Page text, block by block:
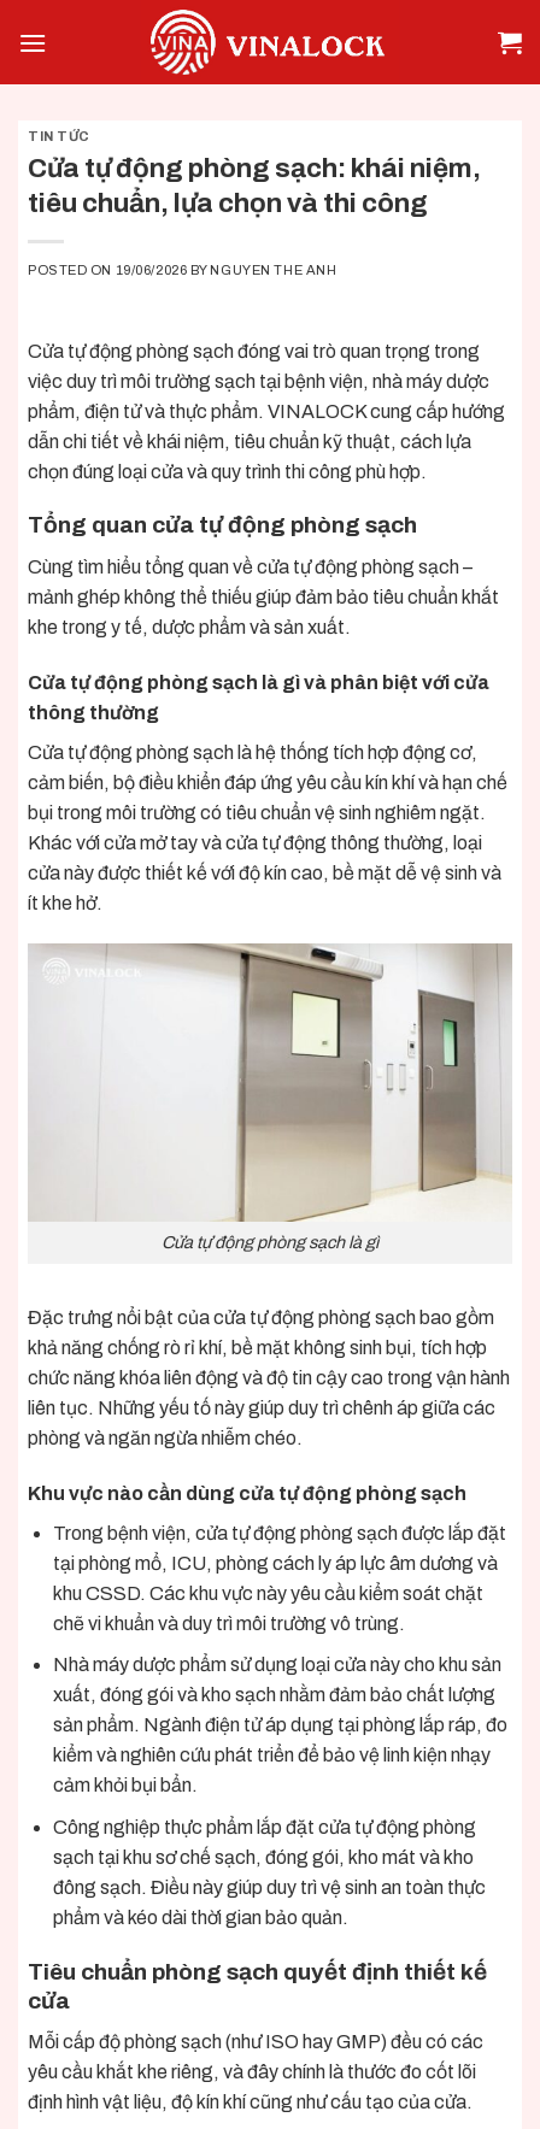
TIN TỨC
Cửa tự động phòng sạch: khái niệm,
tiêu chuẩn, lựa chọn và thi công
POSTED ON 19/06/2026 BY NGUYEN THE ANH
Cửa tự động phòng sạchđóng vai trò quan trọng trong
việc duy trì môi trường sạch tại bệnh viện, nhà máy dược
phẩm, điện tử và thực phẩm. VINALOCKcung cấp hướng
dẫn chi tiết về khái niệm, tiêu chuẩn kỹ thuật, cách lựa
chọn đúng loại cửa và quy trình thi công phù hợp.
Tổng quan cửa tự động phòng sạch
Cùng tìm hiểu tổng quan về cửa tự động phòng sạch –
mảnh ghép không thể thiếu giúp đảm bảo tiêu chuẩn khắt
khe trong y tế, dược phẩm và sản xuất.
Cửa tự động phòng sạch là gì và phân biệt với cửa
thông thường
Cửa tự động phòng sạch là hệ thống tích hợp động cơ,
cảm biến, bộ điều khiển đáp ứng yêu cầu kín khí và hạn chế
bụi trong môi trường có tiêu chuẩn vệ sinh nghiêm ngặt.
Khác với cửa mở tay và cửa tự động thông thường, loại
cửa này được thiết kế với độ kín cao, bề mặt dễ vệ sinh và
ít khe hở.
Cửa tự động phòng sạch là gì
Đặc trưng nổi bật của cửa tự động phòng sạch bao gồm
khả năng chống rò rỉ khí, bề mặt không sinh bụi, tích hợp
chức năng khóa liên động và độ tin cậy cao trong vận hành
liên tục. Những yếu tố này giúp duy trì chênh áp giữa các
phòng và ngăn ngừa nhiễm chéo.
Khu vực nào cần dùng cửa tự động phòng sạch
Trong bệnh viện, cửa tự động phòng sạch được lắp đặt
tại phòng mổ, ICU, phòng cách ly áp lực âm dương và
khu CSSD. Các khu vực này yêu cầu kiểm soát chặt
chẽ vi khuẩn và duy trì môi trường vô trùng.
Nhà máy dược phẩm sử dụng loại cửa này cho khu sản
xuất, đóng gói và kho sạch nhằm đảm bảo chất lượng
sản phẩm. Ngành điện tử áp dụng tại phòng lắp ráp, đo
kiểm và nghiên cứu phát triển để bảo vệ linh kiện nhạy
cảm khỏi bụi bẩn.
Công nghiệp thực phẩm lắp đặt cửa tự động phòng
sạch tại khu sơ chế sạch, đóng gói, kho mát và kho
đông sạch. Điều này giúp duy trì vệ sinh an toàn thực
phẩm và kéo dài thời gian bảo quản.
Tiêu chuẩn phòng sạch quyết định thiết kế
cửa
Mỗi cấp độ phòng sạch (như ISO hay GMP) đều có các
yêu cầu khắt khe riêng, và đây chính là thước đo cốt lõi
định hình vật liệu, độ kín khí cũng như cấu tạo của cửa.